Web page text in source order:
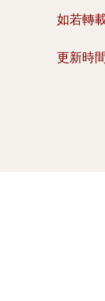
如若轉
更新時